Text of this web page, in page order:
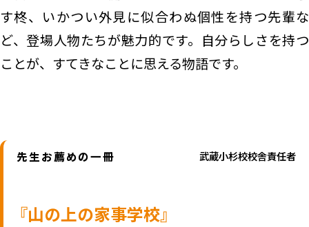
す柊、いかつい外見に似合わぬ個性を持つ先輩な
ど、登場人物たちが魅力的です。自分らしさを持つ
ことが、すてきなことに思える物語です。
先生お薦めの一冊 武蔵小杉校校舎責任者
『山の上の家事学校』